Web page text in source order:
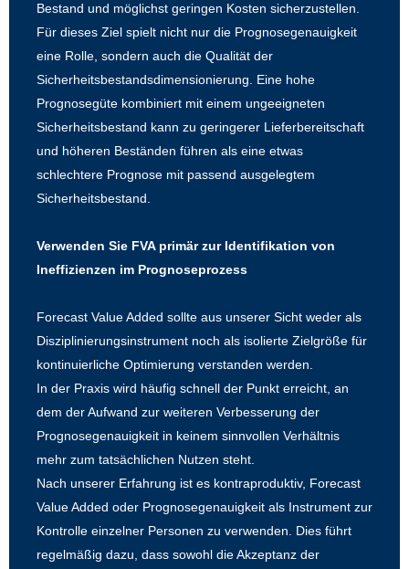
Bestand und möglichst geringen Kosten sicherzustellen.
Für dieses Ziel spielt nicht nur die Prognosegenauigkeit
eine Rolle, sondern auch die Qualität der
Sicherheitsbestandsdimensionierung. Eine hohe
Prognosegüte kombiniert mit einem ungeeigneten
Sicherheitsbestand kann zu geringerer Lieferbereitschaft
und höheren Beständen führen als eine etwas
schlechtere Prognose mit passend ausgelegtem
Sicherheitsbestand.
Verwenden Sie FVA primär zur Identifikation von
Ineffizienzen im Prognoseprozess
Forecast Value Added sollte aus unserer Sicht weder als
Disziplinierungsinstrument noch als isolierte Zielgröße für
kontinuierliche Optimierung verstanden werden.
In der Praxis wird häufig schnell der Punkt erreicht, an
dem der Aufwand zur weiteren Verbesserung der
Prognosegenauigkeit in keinem sinnvollen Verhältnis
mehr zum tatsächlichen Nutzen steht.
Nach unserer Erfahrung ist es kontraproduktiv, Forecast
Value Added oder Prognosegenauigkeit als Instrument zur
Kontrolle einzelner Personen zu verwenden. Dies führt
regelmäßig dazu, dass sowohl die Akzeptanz der